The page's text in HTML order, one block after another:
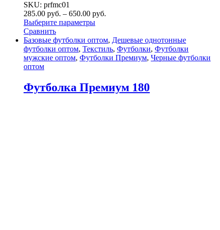
SKU: prfmc01
285.00 руб. – 650.00 руб.
Выберите параметры
Сравнить
Базовые футболки оптом, Дешевые однотонные
футболки оптом, Текстиль, Футболки, Футболки
мужские оптом, Футболки Премиум, Черные футболки
оптом
Футболка Премиум 180